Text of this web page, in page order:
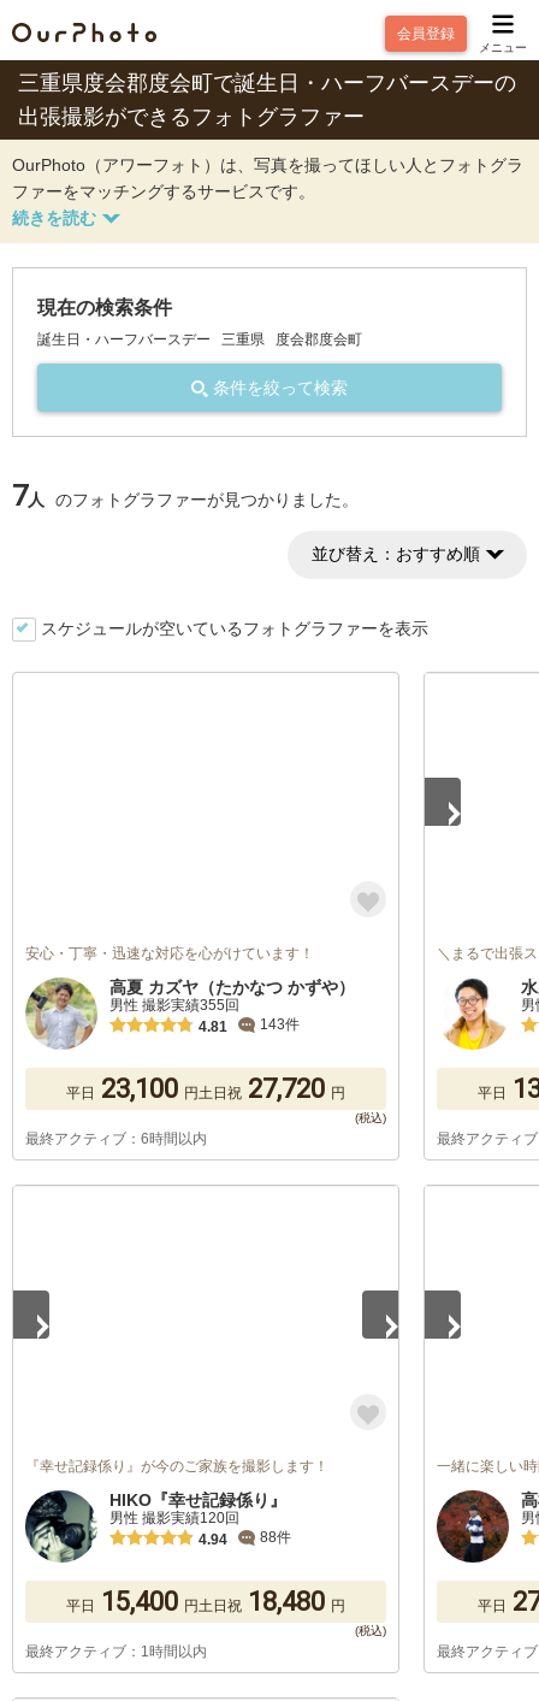
会員登録
メニュー
三重県度会郡度会町で誕生日・ハーフバースデーの
出張撮影ができるフォトグラファー
OurPhoto（アワーフォト）は、写真を撮ってほしい人とフォトグラ
ファーをマッチングするサービスです。
現在の検索条件
誕生日・ハーフバースデー 三重県 度会郡度会町
条件を絞って検索
7人 のフォトグラファーが見つかりました。
並び替え： おすすめ順
スケジュールが空いているフォトグラファーを表示
安心・丁寧・迅速な対応を心がけています！
高夏 カズヤ（たかなつ かずや）
男性 撮影実績355回
4.81
143件
平日 23,100 円土日祝 27,720 円
最終アクティブ：6時間以内
＼まるで出張
平日
最終アクティ
『幸せ記録係り』が今のご家族を撮影します！
HIKO『幸せ記録係り』
男性 撮影実績120回
4.94
88件
平日 15,400 円土日祝 18,480 円
最終アクティブ：1時間以内
一緒に楽しい
男
平日
最終アクティ